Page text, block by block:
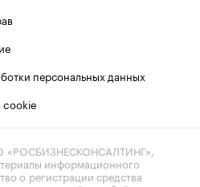
персональных данных
cookie
информационного
о регистрации средства